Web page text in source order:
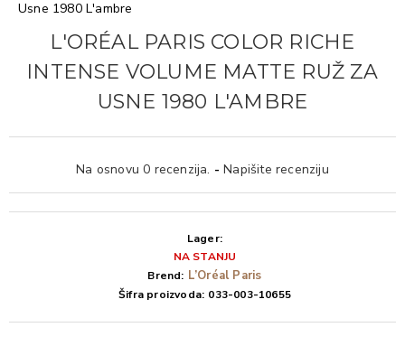
L'ORÉAL PARIS COLOR RICHE
INTENSE VOLUME MATTE RUŽ ZA
USNE 1980 L'AMBRE
Na osnovu 0 recenzija. - Napišite recenziju
Lager:
NA STANJU
Brend: L’Oréal Paris
Šifra proizvoda: 033-003-10655